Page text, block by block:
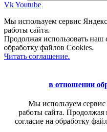
VkYoutube
Мы используем сервис
работы сайта.
Продолжая использовать наш
обработку файлов Cookies.
Читать соглашение.
в отношении
Мы используем
работы сайта. Продолжая
согласие на обработку